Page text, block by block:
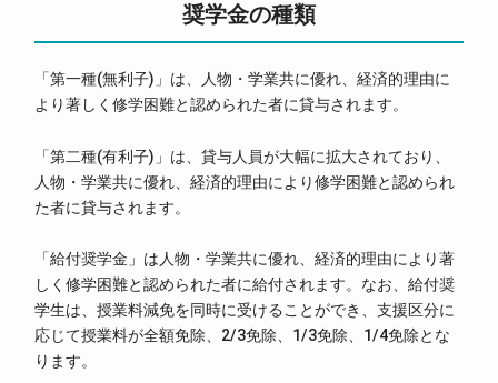
奨学金の種類
「第一種(無利子)」は、人物・学業共に優れ、経済的理由に
より著しく修学困難と認められた者に貸与されます。
「第二種(有利子)」は、貸与人員が大幅に拡大されており、
人物・学業共に優れ、経済的理由により修学困難と認められ
た者に貸与されます。
「給付奨学金」は人物・学業共に優れ、経済的理由により著
しく修学困難と認められた者に給付されます。なお、給付奨
学生は、授業料減免を同時に受けることができ、支援区分に
応じて授業料が全額免除、2/3免除、1/3免除、1/4免除とな
ります。